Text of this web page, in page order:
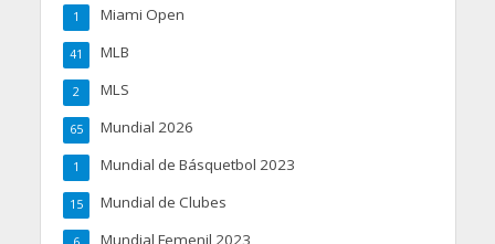
Miami Open
1
MLB
41
MLS
2
Mundial 2026
65
Mundial de Básquetbol 2023
1
Mundial de Clubes
15
Mundial Femenil 2023